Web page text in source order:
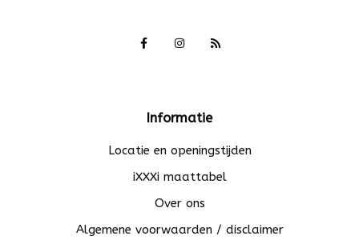
Informatie
Locatie en openingstijden
iXXXi maattabel
Over ons
Algemene voorwaarden / disclaimer